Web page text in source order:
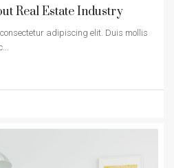
Real Estate Industry
adipiscing elit. Duis mollis